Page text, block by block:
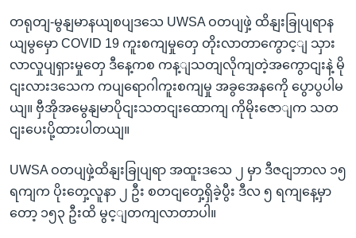
တရုတျ-မွနျမာနယျစပျဒသေ UWSA ဝတပျဖှဲ့ ထိနျးခြုပျရာန
ယျမွမှော COVID 19 ကူးစကျမှုတှေ တိုးလာတာကွောင့ျ သှား
လာလှုပျရှားမှုတှေ ဒီနေ့ကစ ကန့ျသတျလိုကျတဲ့အကွောငျးနဲ့ မို
ငျးလားဒသေက ကပျရောဂါကူးစကျမှု အခွအေနကေို ပွောပွပါမ
ယျ။ ဗှီအိုအမွေနျမာပိုငျးသတငျးထောကျ ကိုမိုးဇောျက သတ
ငျးပေးပို့ထားပါတယျ။
UWSA ဝတပျဖှဲ့ထိနျးခြုပျရာ အထူးဒသေ ၂ မှာ ဒီဇငျဘာလ ၁၅
ရကျက ပိုးတှေ့လူနာ ၂ ဦး စတငျတှေ့ရှိခဲ့ပွီး ဒီလ ၅ ရကျနေ့မှာ
တော့ ၁၅၃ ဦးထိ မွင့ျတကျလာတာပါ။